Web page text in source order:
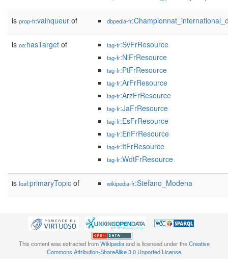
is prop-fr:vainqueur of dbpedia-fr
is oa:hasTarget of tag-fr:SvFrResource
tag-fr:NlFrResource
tag-fr:PtFrResource
tag-fr:ArFrResource
tag-fr:ArzFrResource
tag-fr:JaFrResource
tag-fr:EsFrResource
tag-fr:EnFrResource
tag-fr:ItFrResource
tag-fr:WdtFrResource
is foaf:primaryTopic of wikipedia-fr:Stefano_Modena
This content was extracted fromWikipediaand is licensed under theCreative
Commons Attribution-ShareAlike 3.0 Unported License